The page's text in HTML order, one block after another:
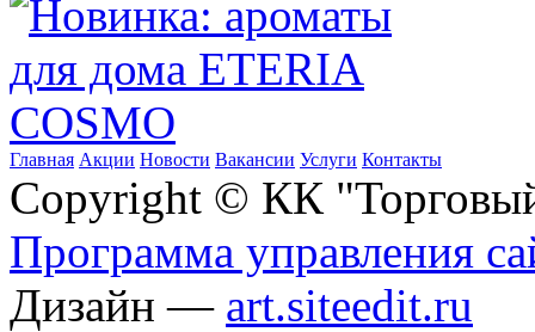
Главная Акции Новости Вакансии Услуги Контакты
Copyright © КК
Программа управления
Дизайн — art.siteedit.ru